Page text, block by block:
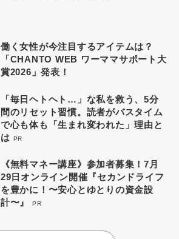
働く女性が今注目するアイテムは？
「CHANTO WEB ワーママサポート大
賞2026」発表！
「毎日ヘトヘト…」な私を救う、5分
間のリセット習慣。読者がバスタイム
で心も体も「生まれ変われた」理由と
は PR
《無料マネー講座》参加者募集！7月
29日オンライン開催『セカンドライフ
を豊かに！〜安心とゆとりの資金設
計〜』
PR